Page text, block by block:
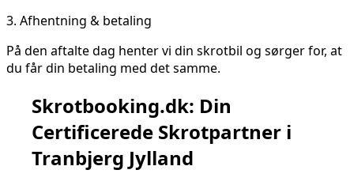
3. Afhentning & betaling
På den aftalte dag henter vi din skrotbil og sørger for, at
du får din betaling med det samme.
Skrotbooking.dk: Din
Certificerede Skrotpartner i
Tranbjerg Jylland